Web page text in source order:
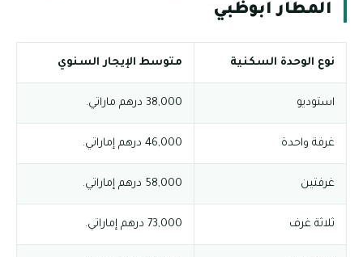
المطار ابوظبي
نوع الوحدة السكنية متوسط الإيجار السنوي
استوديو 38,000 درهم ماراتي.
غرفة واحدة 46,000 درهم إماراتي.
غرفتين 58,000 درهم إماراتي.
ثلاثة غرف 73,000 درهم إماراتي.